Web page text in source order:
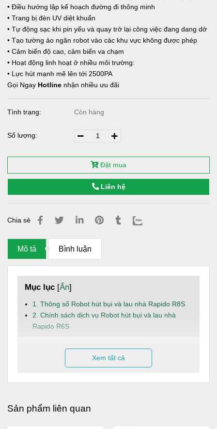
• Điều hướng lập kế hoạch đường đi thông minh
• Trang bị đèn UV diệt khuẩn
• Tự động sạc khi pin yếu và quay trở lại công việc đang dang dở
• Tạo tường ảo ngăn robot vào các khu vực không được phép
• Cảm biến độ cao, cảm biến va chạm
• Hoạt động linh hoạt ở nhiều môi trường:
• Lực hút mạnh mẽ lên tới 2500PA
Gọi Ngay Hotline nhận nhiều ưu đãi
Tình trạng: Còn hàng
Số lượng:
Đặt mua
Liên hệ
Chia sẻ
Mô tả Bình luận
Mục lục [Ẩn]
1. Thông số Robot hút bụi và lau nhà Rapido R8S
2. Chính sách dịch vụ Robot hút bụi và lau nhà
Rapido R6S
Robot hút bụi và lau nhà Rapido R8S
Chức năng: Hút bụi và lau nhà
Xem tất cả
Sản phẩm liên quan